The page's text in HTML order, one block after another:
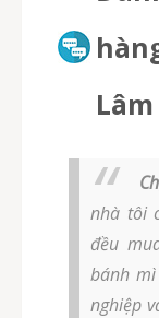
nhà tôi
đều
bánh
nghiệp